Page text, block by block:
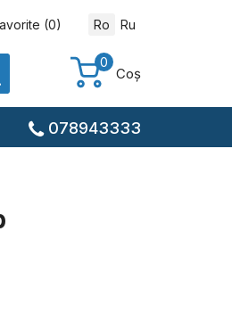
(0) Ro Ru
0
Coș
078943333